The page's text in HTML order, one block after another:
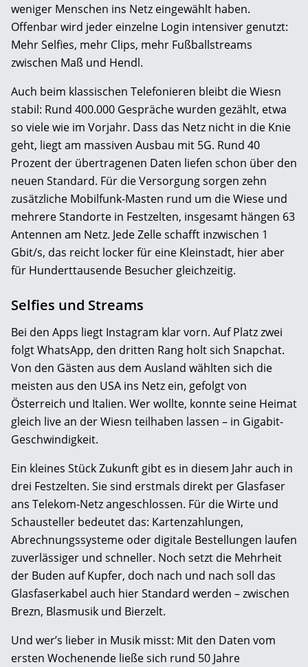
weniger Menschen ins Netz eingewählt haben.
Offenbar wird jeder einzelne Login intensiver genutzt:
Mehr Selfies, mehr Clips, mehr Fußballstreams
zwischen Maß und Hendl.
Auch beim klassischen Telefonieren bleibt die Wiesn
stabil: Rund 400.000 Gespräche wurden gezählt, etwa
so viele wie im Vorjahr. Dass das Netz nicht in die Knie
geht, liegt am massiven Ausbau mit 5G. Rund 40
Prozent der übertragenen Daten liefen schon über den
neuen Standard. Für die Versorgung sorgen zehn
zusätzliche Mobilfunk-Masten rund um die Wiese und
mehrere Standorte in Festzelten, insgesamt hängen 63
Antennen am Netz. Jede Zelle schafft inzwischen 1
Gbit/s, das reicht locker für eine Kleinstadt, hier aber
für Hunderttausende Besucher gleichzeitig.
Selfies und Streams
Bei den Apps liegt Instagram klar vorn. Auf Platz zwei
folgt WhatsApp, den dritten Rang holt sich Snapchat.
Von den Gästen aus dem Ausland wählten sich die
meisten aus den USA ins Netz ein, gefolgt von
Österreich und Italien. Wer wollte, konnte seine Heimat
gleich live an der Wiesn teilhaben lassen – in Gigabit-
Geschwindigkeit.
Ein kleines Stück Zukunft gibt es in diesem Jahr auch in
drei Festzelten. Sie sind erstmals direkt per Glasfaser
ans Telekom-Netz angeschlossen. Für die Wirte und
Schausteller bedeutet das: Kartenzahlungen,
Abrechnungssysteme oder digitale Bestellungen laufen
zuverlässiger und schneller. Noch setzt die Mehrheit
der Buden auf Kupfer, doch nach und nach soll das
Glasfaserkabel auch hier Standard werden – zwischen
Brezn, Blasmusik und Bierzelt.
Und wer’s lieber in Musik misst: Mit den Daten vom
ersten Wochenende ließe sich rund 50 Jahre